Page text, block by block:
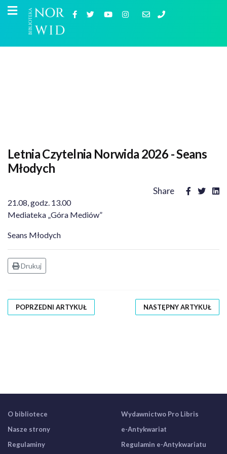
Letnia Czytelnia Norwida 2026 - Seans
Młodych
Share
21.08, godz. 13.00
Mediateka „Góra Mediów”
Seans Młodych
Drukuj
POPRZEDNI ARTYKUŁ NASTĘPNY ARTYKUŁ
O bibliotece
Nasze strony
Regulaminy
Wydawnictwo Pro Libris
e-Antykwariat
Regulamin e-Antykwariatu